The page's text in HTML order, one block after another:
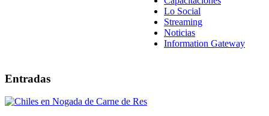
Lo Social
Streaming
Noticias
Information Gateway
Entradas